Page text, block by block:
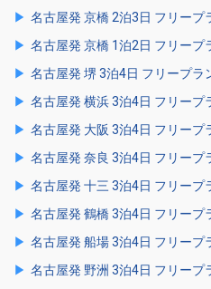
名古屋発 京橋 2泊3日 フリープ
名古屋発 京橋 1泊2日 フリープ
名古屋発 堺 3泊4日 フリープラ
名古屋発 横浜 3泊4日 フリープ
名古屋発 大阪 3泊4日 フリープ
名古屋発 奈良 3泊4日 フリープ
名古屋発 十三 3泊4日 フリープ
名古屋発 鶴橋 3泊4日 フリープ
名古屋発 船場 3泊4日 フリープ
名古屋発 野洲 3泊4日 フリープ